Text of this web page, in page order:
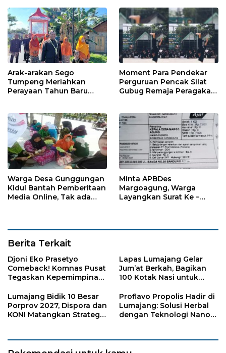
Arak-arakan Sego
Tumpeng Meriahkan
Perayaan Tahun Baru
Moment Para Pendekar
Perguruan Pencak Silat
Gubug Remaja Peragakan
Warga Desa Gunggungan
Kidul Bantah Pemberitaan
Media Online, Tak ada
Minta APBDes
Margoagung, Warga
Layangkan Surat Ke –
Berita Terkait
Djoni Eko Prasetyo
Comeback! Komnas Pusat
Tegaskan Kepemimpinan
Lapas Lumajang Gelar
Jum’at Berkah, Bagikan
100 Kotak Nasi untuk
Lumajang Bidik 10 Besar
Porprov 2027, Dispora dan
KONI Matangkan Strategi
Proflavo Propolis Hadir di
Lumajang: Solusi Herbal
dengan Teknologi Nano